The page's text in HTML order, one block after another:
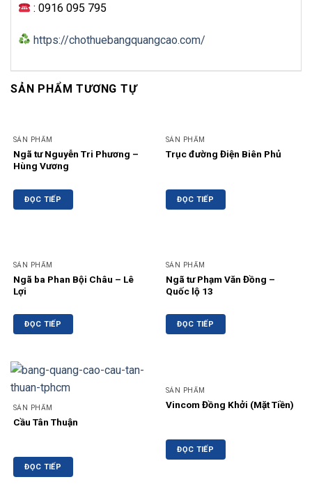
: 0916 095 795
https://chothuebangquangcao.com/
SẢN PHẨM TƯƠNG TỰ
SẢN PHẨM
Ngã tư Nguyễn Tri Phương –
Hùng Vương
ĐỌC TIẾP
SẢN PHẨM
Trục đường Điện Biên Phủ
ĐỌC TIẾP
SẢN PHẨM
Ngã ba Phan Bội Châu – Lê
Lợi
ĐỌC TIẾP
SẢN PHẨM
Ngã tư Phạm Văn Đồng –
Quốc lộ 13
ĐỌC TIẾP
SẢN PHẨM
Cầu Tân Thuận
ĐỌC TIẾP
SẢN PHẨM
Vincom Đồng Khởi (Mặt Tiền)
ĐỌC TIẾP